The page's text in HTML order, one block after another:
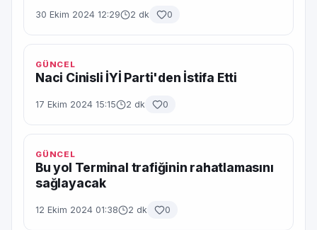
30 Ekim 2024 12:29 2 dk 0
GÜNCEL
Naci Cinisli İYİ Parti'den İstifa Etti
17 Ekim 2024 15:15 2 dk 0
GÜNCEL
Bu yol Terminal trafiğinin rahatlamasını
sağlayacak
12 Ekim 2024 01:38 2 dk 0